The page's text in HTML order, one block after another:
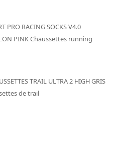
PRO RACING SOCKS V4.0
PINK Chaussettes running
TRAIL ULTRA 2 HIGH GRIS
de trail